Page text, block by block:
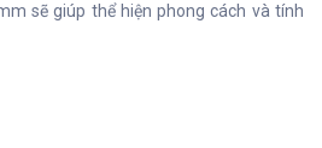
sẽ giúp thể hiện phong cách và tính